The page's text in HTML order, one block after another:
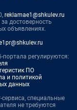
reklamae1@shkulev.ru
достоверность
объявлениях.
портала регулируются:
ПО
и политикой
данных
сервиса, специальные
не требуются